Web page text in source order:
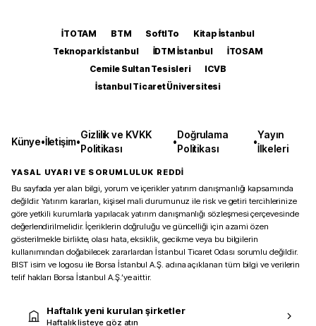
İTOTAM BTM SoftITo
Kitap İstanbul
Teknopark İstanbul
İDTM İstanbul
İTOSAM
Cemile Sultan Tesisleri
ICVB
İstanbul Ticaret Üniversitesi
Künye•İletişim•
Gizlilik ve KVKK
Politikası
•
Doğrulama
Politikası
•
Yayın
İlkeleri
YASAL UYARI VE SORUMLULUK REDDİ
Bu sayfada yer alan bilgi, yorum ve içerikler yatırım danışmanlığı kapsamında
değildir. Yatırım kararları, kişisel mali durumunuz ile risk ve getiri tercihlerinize
göre yetkili kurumlarla yapılacak yatırım danışmanlığı sözleşmesi çerçevesinde
değerlendirilmelidir. İçeriklerin doğruluğu ve güncelliği için azami özen
gösterilmekle birlikte, olası hata, eksiklik, gecikme veya bu bilgilerin
kullanımından doğabilecek zararlardan İstanbul Ticaret Odası sorumlu değildir.
BIST isim ve logosu ile Borsa İstanbul A.Ş. adına açıklanan tüm bilgi ve verilerin
telif hakları Borsa İstanbul A.Ş.’ye aittir.
Haftalık yeni kurulan şirketler
Haftalık listeye göz atın